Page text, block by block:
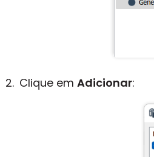
Clique em Adicionar: